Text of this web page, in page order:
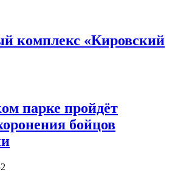
комплекс «Кировский
парке пройдёт
бойцов